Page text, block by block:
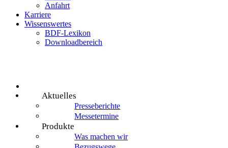
Anfahrt
Karriere
Wissenswertes
BDF-Lexikon
Downloadbereich
Aktuelles
Presseberichte
Messetermine
Produkte
Was machen wir